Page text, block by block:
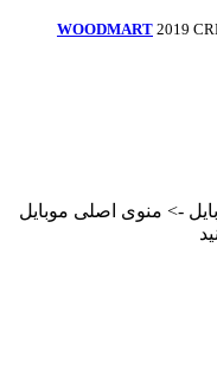
WOODMART 2019
-> منوی اصلی موبایل